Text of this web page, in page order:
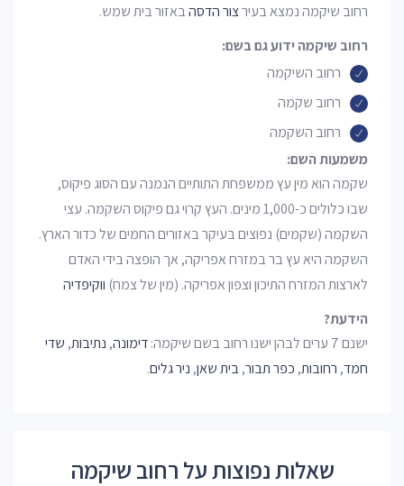
רחוב שיקמה נמצא בעירצור הדסהבאזור בית שמש.
רחוב שיקמה ידוע גם בשם:
רחוב השיקמה
רחוב שקמה
רחוב השקמה
משמעות השם:
שקמה הוא מין עץ ממשפחת התותיים הנמנה עם הסוג פיקוס,
שבו כלולים כ-1,000 מינים. העץ קרוי גם פיקוס השקמה. עצי
השקמה (שקמים) נפוצים בעיקר באזורים החמים של כדור הארץ.
השקמה היא עץ בר במזרח אפריקה, אך הופצה בידי האדם
לארצות המזרח התיכון וצפון אפריקה. (מין של צמח) ווקיפדיה
הידעת?
ישנם 7 ערים לבהן ישנו רחוב בשם שיקמה:
דימונה, נתיבות, שדי
חמד, רחובות, כפר תבור,בית שאן, ניר גלים.
שאלות נפוצות על רחוב שיקמה